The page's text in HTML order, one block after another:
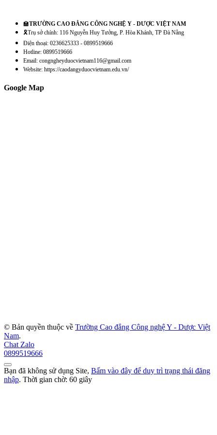
🏫TRƯỜNG CAO ĐẲNG CÔNG NGHỆ Y - DƯỢC VIỆT NAM
🎗️Trụ sở chính: 116 Nguyễn Huy Tưởng, P. Hòa Khánh, TP Đà Nẵng
Điện thoại: 0236625333 - 0899519666
Hotline: 0899519666
Email: congngheyduocvietnam116@gmail.com
Website: https://caodangyduocvietnam.edu.vn/
Google Map
© Bản quyền thuộc về Trường Cao đẳng Công nghệ Y - Dược Việt
Nam.
Chat Zalo
0899519666
Bạn đã không sử dụng Site, Bấm vào đây để duy trì trạng thái đăng
nhập. Thời gian chờ: 60 giây